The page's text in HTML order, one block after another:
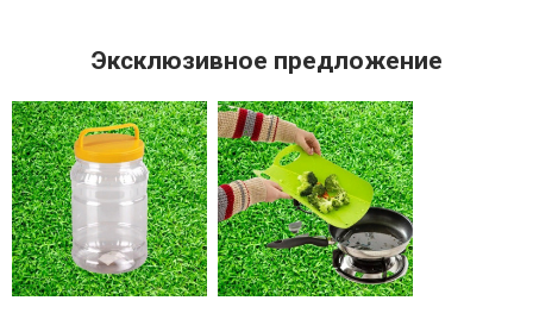
Эксклюзивное предложение